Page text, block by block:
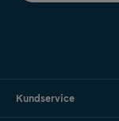
Kundservice